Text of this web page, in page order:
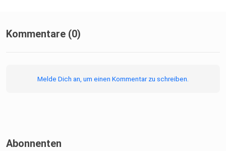
Kommentare (0)
Melde Dich an, um einen Kommentar zu schreiben.
Abonnenten